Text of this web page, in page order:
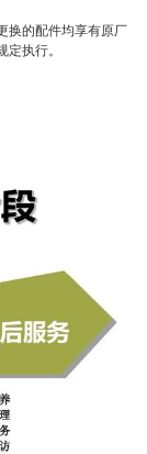
换的配件均享有原厂
执行。